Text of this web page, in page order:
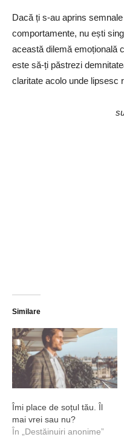
Dacă ți s-au aprins
comportamente, nu ești
această dilemă emoțională
este să-ți păstrezi
claritate acolo unde lipsesc
Similare
Îmi place de soțul tău. Îl
mai vrei sau nu?
În „Destăinuiri anonime”